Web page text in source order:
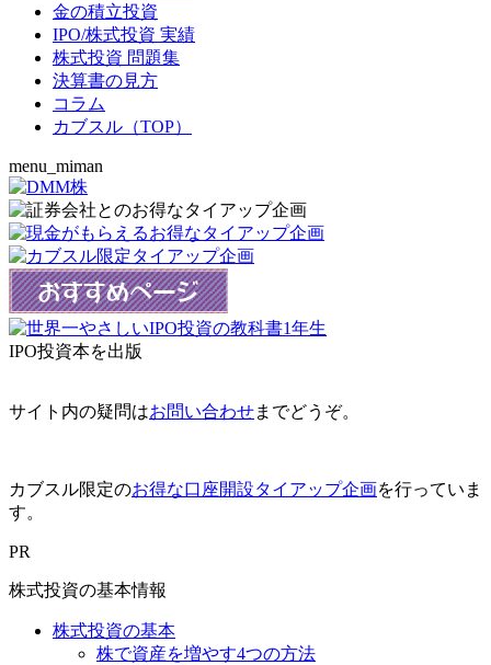
金の積立投資
IPO/株式投資 実績
株式投資 問題集
決算書の見方
コラム
カブスル（TOP）
menu_miman
IPO投資本を出版
サイト内の疑問はお問い合わせまでどうぞ。
カブスル限定のお得な口座開設タイアップ企画を行っていま
す。
PR
株式投資の基本情報
株式投資の基本
株で資産を増やす4つの方法